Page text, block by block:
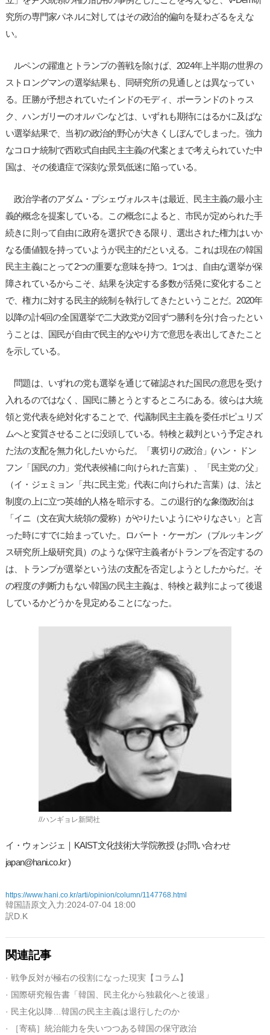
究所の専門家パネルに対してはその政治的偏向を疑わざるをえな
い。
ルペンの躍進とトランプの善戦を除けば、2024年上半期の世界の
ストロングマンの選挙結果も、同研究所の見通しとは異なってい
る。圧勝が予想されていたインドのモディ、ポーランドのトゥス
ク、ハンガリーのオルバンなどは、いずれも期待にはるかに及ばな
い選挙結果で、当初の政治的野心が大きくしぼんでしまった。強力
なコロナ統制で西欧式自由民主主義の代案とまで考えられていた中
国は、その後遺症で深刻な景気低迷に陥っている。
政治学者のアダム・プシェヴォルスキは最近、民主主義の最小主
義的概念を提案している。この概念によると、市民が定められた手
続きに則って自由に政府を選択できる限り、選出された権力はいか
なる価値観を持っていようが民主的だといえる。これは現在の韓国
民主主義にとって2つの重要な意味を持つ。1つは、自由な選挙が保
障されているからこそ、結果を決定する多数が活発に変化すること
で、権力に対する民主的統制を執行してきたということだ。2020年
以降の計4回の全国選挙で二大政党が2回ずつ勝利を分け合ったとい
うことは、国民が自由で民主的なやり方で意思を表出してきたこと
を示している。
問題は、いずれの党も選挙を通じて確認された国民の意思を受け
入れるのではなく、国民に勝とうとするところにある。彼らは大統
領と党代表を絶対化することで、代議制民主主義を委任ポピュリズ
ムへと変質させることに没頭している。特検と裁判という予定され
た法の支配を無力化したいからだ。「裏切りの政治」(ハン・ドン
フン「国民の力」党代表候補に向けられた言葉）、「民主党の父」
（イ・ジェミョン「共に民主党」代表に向けられた言葉）は、法と
制度の上に立つ英雄的人格を暗示する。この退行的な象徴政治は
「イニ（文在寅大統領の愛称）がやりたいようにやりなさい」と言
った時にすでに始まっていた。ロバート・ケーガン（ブルッキング
ス研究所上級研究員）のような保守主義者がトランプを否定するの
は、トランプが選挙という法の支配を否定しようとしたからだ。そ
の程度の判断力もない韓国の民主主義は、特検と裁判によって後退
しているかどうかを見定めることになった。
//ハンギョレ新聞社
イ・ウォンジェ｜KAIST文化技術大学院教授 (お問い合わせ
japan@hani.co.kr )
https://www.hani.co.kr/arti/opinion/column/1147768.html
韓国語原文入力:2024-07-04 18:00
訳D.K
関連記事
· 戦争反対が極右の役割になった現実【コラム】
· 国際研究報告書「韓国、民主化から独裁化へと後退」
· 民主化以降…韓国の民主主義は退行したのか
· ［寄稿］統治能力を失いつつある韓国の保守政治